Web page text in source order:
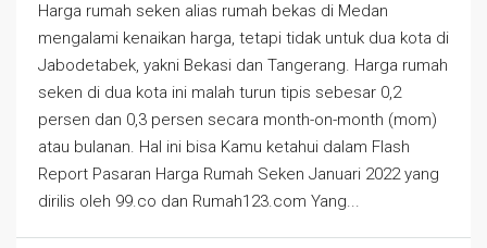
Harga rumah seken alias rumah bekas di Medan
mengalami kenaikan harga, tetapi tidak untuk dua kota di
Jabodetabek, yakni Bekasi dan Tangerang. Harga rumah
seken di dua kota ini malah turun tipis sebesar 0,2
persen dan 0,3 persen secara month-on-month (mom)
atau bulanan. Hal ini bisa Kamu ketahui dalam Flash
Report Pasaran Harga Rumah Seken Januari 2022 yang
dirilis oleh 99.co dan Rumah123.com Yang...